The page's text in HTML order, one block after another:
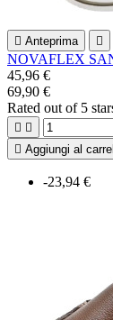
 Anteprima 
NOVAFLEX
45,96 €
69,90 €
Rated out of 5
 
 Aggiungi al
-23,94 €